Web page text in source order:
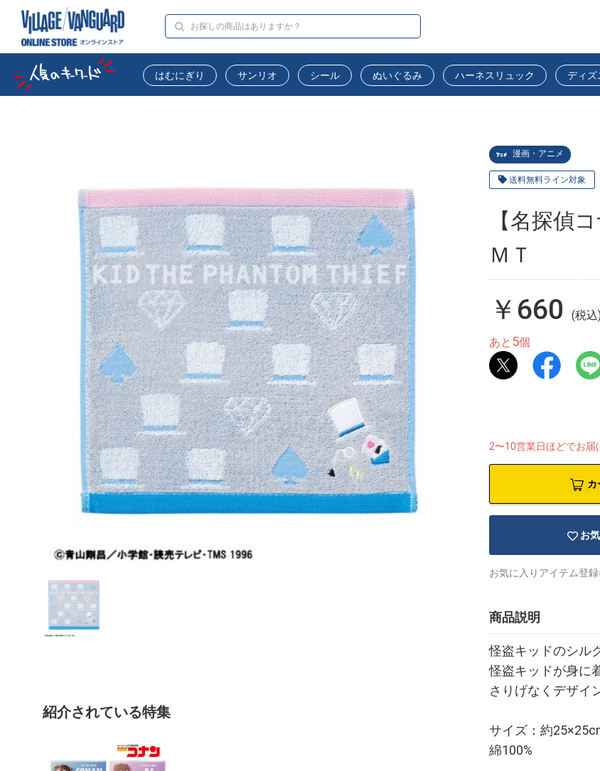
はむにぎり サンリオ シール ぬいぐるみ ハーネスリュック ディズ
漫画・アニメ
送料無料ライン対象
【名探偵
ＭＴ
￥660
(税込)
あと 5個
2〜10営業日ほどでお届
カ
お
お気に入りアイテム登録
商品説明
怪盗キッドのシル
怪盗キッドが身に
さりげなくデザイ
サイズ：約
綿100%
紹介されている特集